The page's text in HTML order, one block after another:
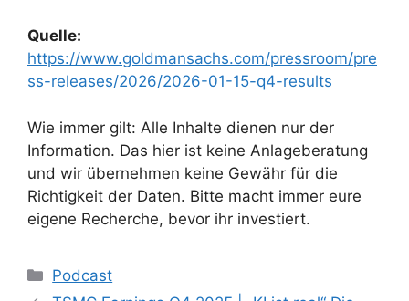
Quelle:
https://www.goldmansachs.com/pressroom/pre
ss-releases/2026/2026-01-15-q4-results
Wie immer gilt: Alle Inhalte dienen nur der
Information. Das hier ist keine Anlageberatung
und wir übernehmen keine Gewähr für die
Richtigkeit der Daten. Bitte macht immer eure
eigene Recherche, bevor ihr investiert.
Kategorien
Podcast